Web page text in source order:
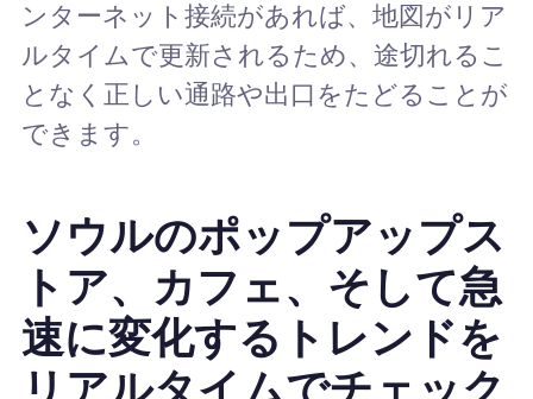
ンターネット接続があれば、地図がリア
ルタイムで更新されるため、途切れるこ
となく正しい通路や出口をたどることが
できます。
ソウルのポップアップス
トア、カフェ、そして急
速に変化するトレンドを